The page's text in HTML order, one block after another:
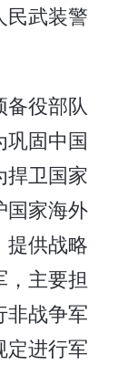
民武装警
役部队
巩固中国
捍卫国家
国家海外
提供战略
主要担
非战争军
定进行军